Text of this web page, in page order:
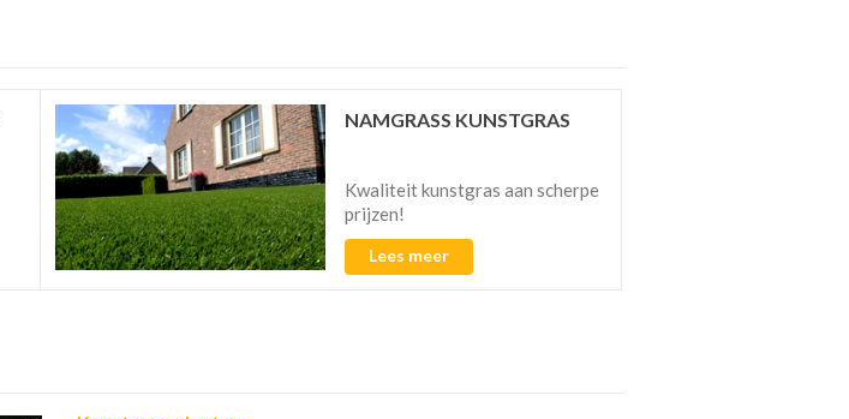
NAMGRASS KUNSTGRAS
Kwaliteit kunstgras aan scherpe
prijzen!
Lees meer